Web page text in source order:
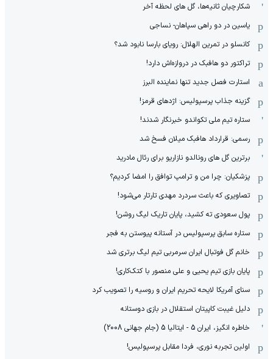
شکارچیان ثانیه‌ها، گل های لحظه آخر
یاسین در دو راهی سپاهان- نساجی
کانسلو در تمرین الهلال: رویای بارسا نابود شد؟
تراکتور دو هافبک در دروازه‌اش دارد!
استارت فصل جدید تنها نماینده البرز
گزینه جذاب پرسپولیس: اژدهای قرمز!
ستاره تیم ملی تکواندو خبرنگار شدند!
رسمی: قرارداد هافبک میلان فسخ شد
برترین گل های رونالدو نازاریو برای رئال مادرید
پزشکیان: چرا من و ترامپ توافق را امضا کردیم؟
تصاویری که باعث سردرد مهدی تارتار می‌شود!
پول سعودی ته کشید، پایان تاریک لیگ روشن!
ستاره سابق پرسپولیس در آستانه پیوستن به فجر
خانم گل فوتبال ایران سرمربی تیم لیگ برتری شد
پایان بازی تیم یحیی و علی منصور با کتک‌کاری!
سنای آمریکا لایحه تحریم ایران و روسیه را تصویب کرد
دلیل غیبت کاپیتان استقلال در بازی دوستانه
خاطره انگیز، ایران 5 - ایتالیا 5 (جام جهانی 2008)
اولین تجربه نوری، فردا مقابل پرسپولیس!